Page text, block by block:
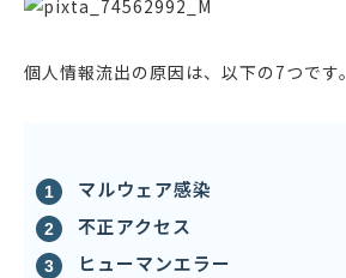
個人情報流出の原因は、以下の7つです。
マルウェア感染
不正アクセス
ヒューマンエラー